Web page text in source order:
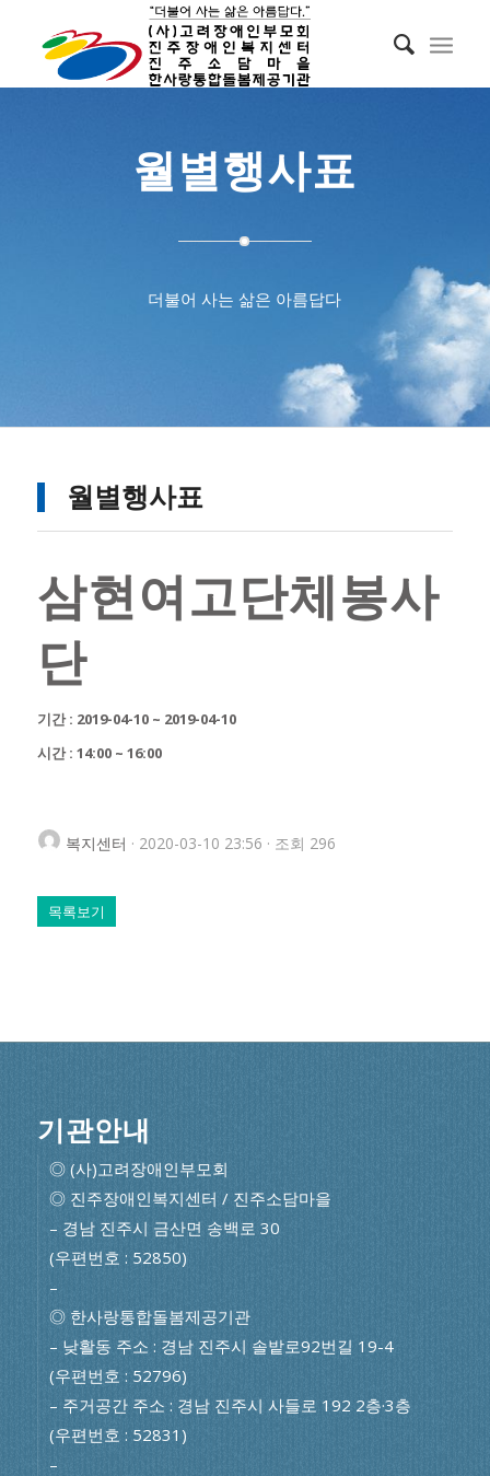
월별행사표
더불어 사는 삶은 아름답다
월별행사표
삼현여고단체봉사
단
기간 : 2019-04-10 ~ 2019-04-10
시간 : 14:00 ~ 16:00
복지센터 · 2020-03-10 23:56 · 조회 296
목록보기
기관안내
◎ (사)고려장애인부모회
◎ 진주장애인복지센터 / 진주소담마을
– 경남 진주시 금산면 송백로 30
(우편번호 : 52850)
–
◎ 한사랑통합돌봄제공기관
– 낮활동 주소 : 경남 진주시 솔밭로92번길 19-4
(우편번호 : 52796)
– 주거공간 주소 : 경남 진주시 사들로 192 2층·3층
(우편번호 : 52831)
–